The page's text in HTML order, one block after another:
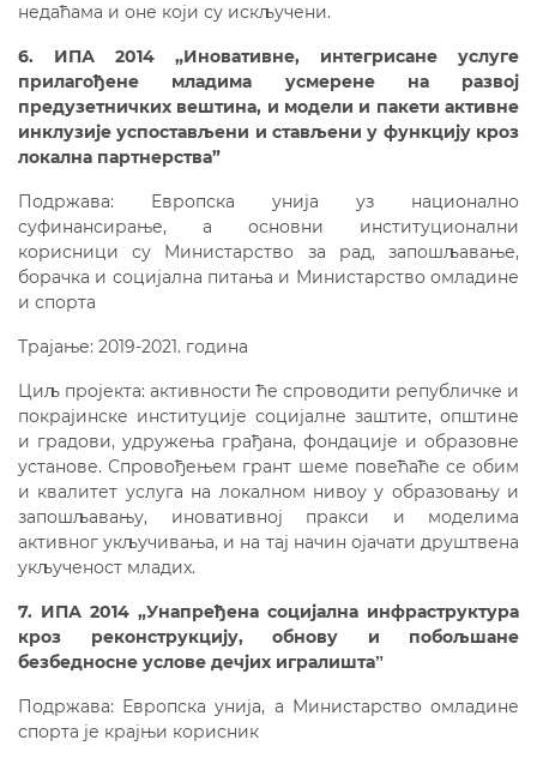
недаћама и оне који су искључени.
6. ИПА 2014 „Иновативне, интегрисане услуге
прилагођене младима усмерене на развој
предузетничких вештина, и модели и пакети активне
инклузије успостављени и стављени у функцију кроз
локална партнерства”
Подржава: Европска унија уз национално
суфинансирање, а основни институционални
корисници су Министарство за рад, запошљавање,
борачка и социјална питања и Министарство омладине
и спорта
Трајање: 2019-2021. година
Циљ пројекта: активности ће спроводити републичке и
покрајинске институције социјалне заштите, општине
и градови, удружења грађана, фондације и образовне
установе. Спровођењем грант шеме повећаће се обим
и квалитет услуга на локалном нивоу у образовању и
запошљавању, иновативној пракси и моделима
активног укључивања, и на тај начин ојачати друштвена
укљученост младих.
7. ИПА 2014 „Унапређена социјална инфраструктура
кроз реконструкцију, обнову и побољшане
безбедносне услове дечјих игралиштаˮ
Подржава: Европска унија, а Министарство омладине
спорта је крајњи корисник